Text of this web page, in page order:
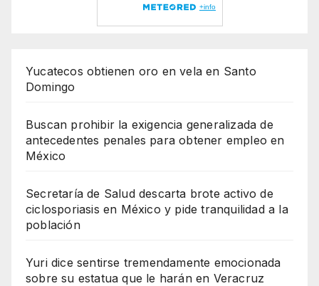
Yucatecos obtienen oro en vela en Santo
Domingo
Buscan prohibir la exigencia generalizada de
antecedentes penales para obtener empleo en
México
Secretaría de Salud descarta brote activo de
ciclosporiasis en México y pide tranquilidad a la
población
Yuri dice sentirse tremendamente emocionada
sobre su estatua que le harán en Veracruz